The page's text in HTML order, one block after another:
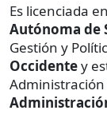
Es licenciada
Autónoma de
Gestión y
Occidentey
Administración